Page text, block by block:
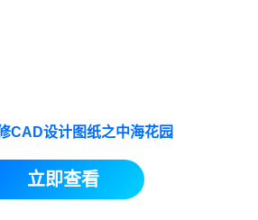
CAD设计图纸之中海花园
立即查看